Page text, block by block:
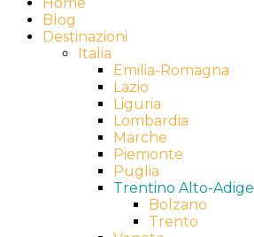
Blog
Destinazioni
Italia
Emilia-Romagna
Lazio
Liguria
Lombardia
Marche
Piemonte
Puglia
Trentino Alto-Adige
Bolzano
Trento